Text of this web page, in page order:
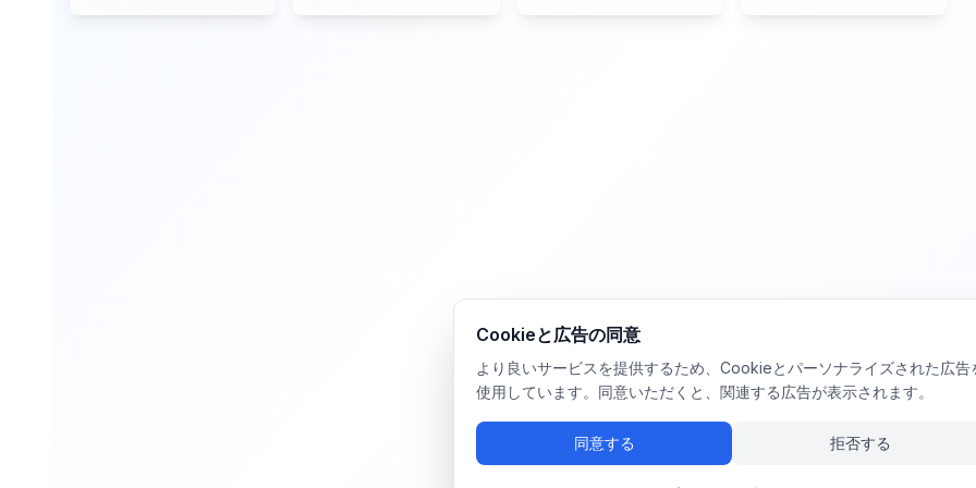
Cookieと広告の同意
より良いサービスを提供するため、Cookieとパーソナライズされた広告
使用しています。同意いただくと、関連する広告が表示されます。
同意する 拒否する